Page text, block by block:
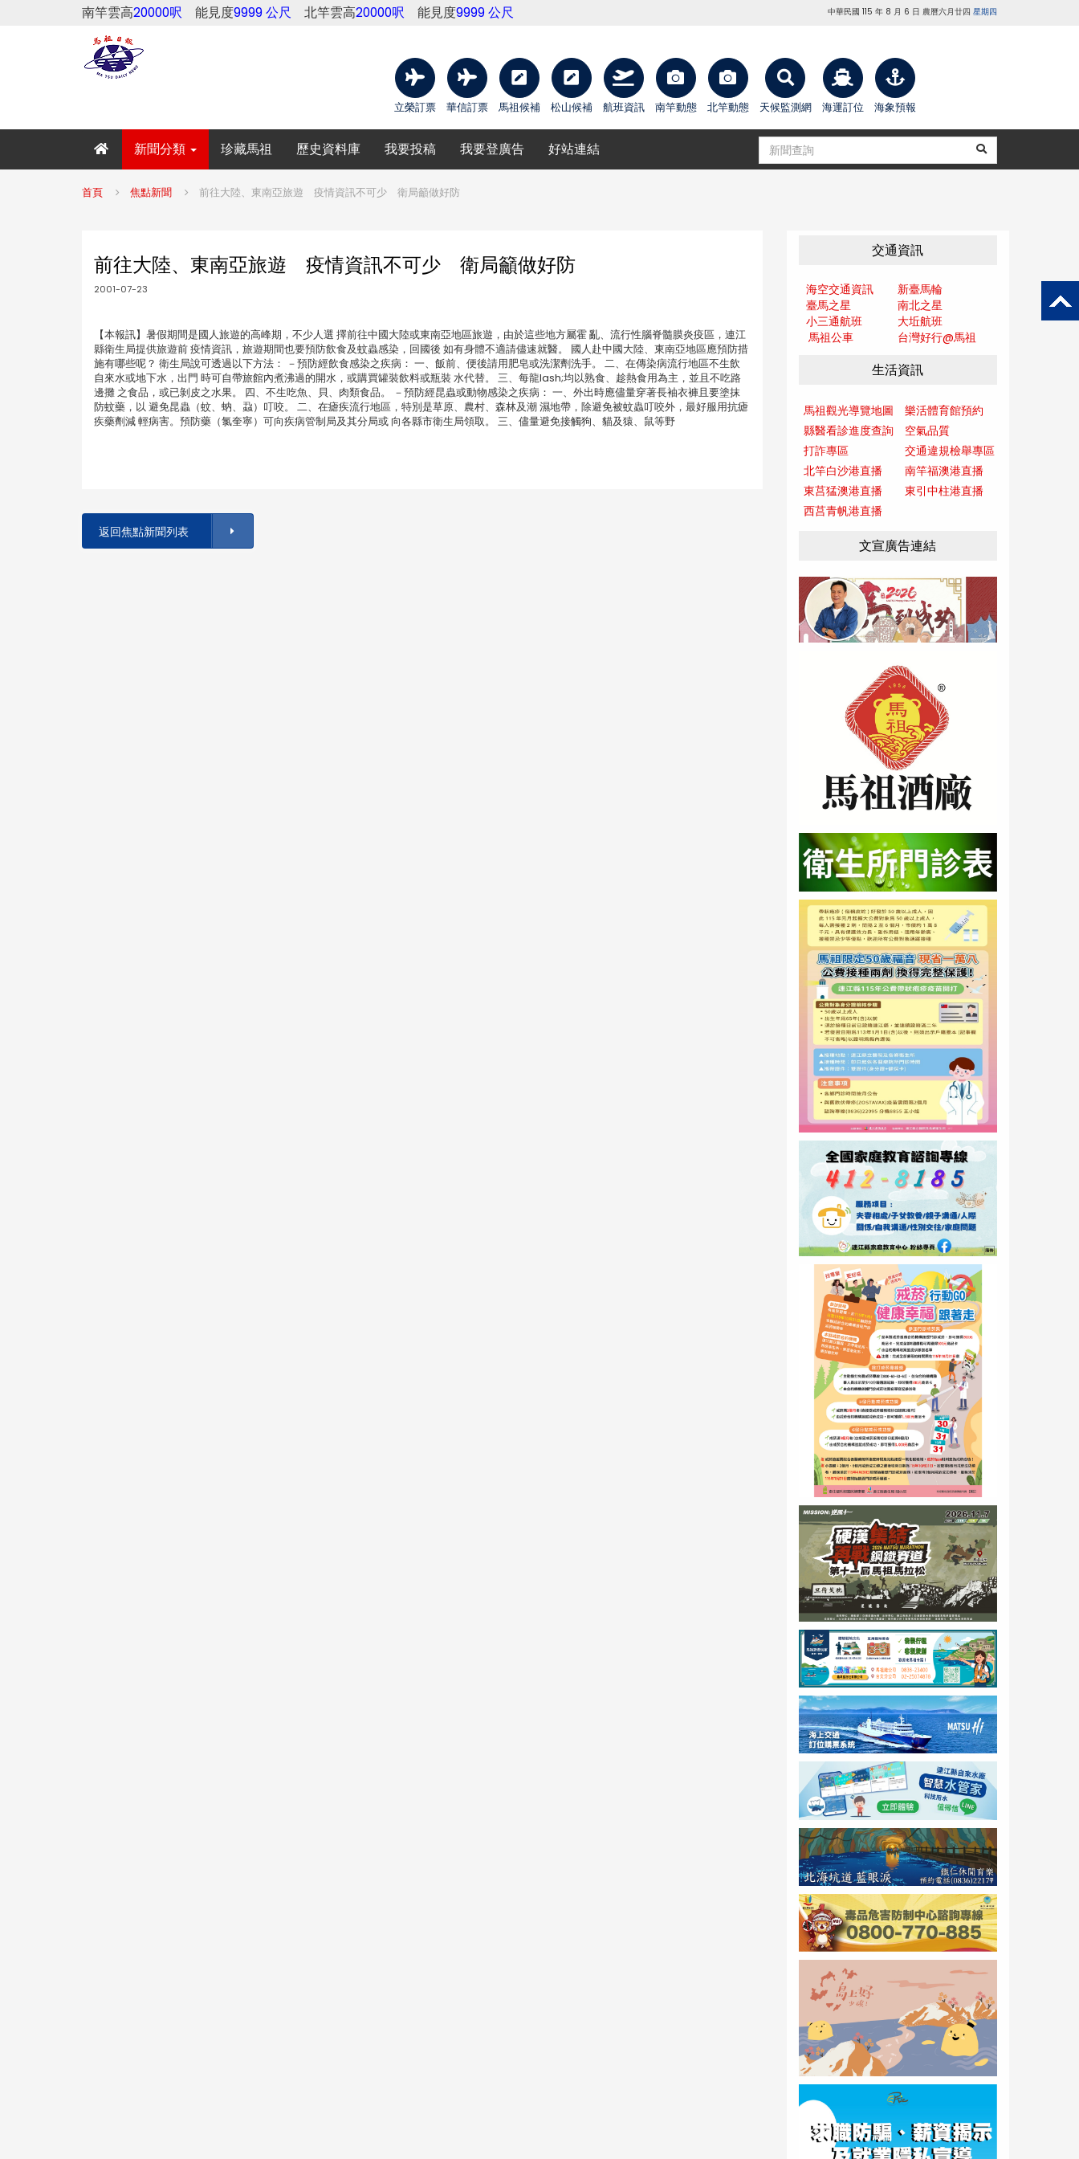
南竿雲高20000呎 能見度9999 公尺 北竿雲高20000呎 能見度9999 公尺 中華民國 115 年 8 月 6 日 農曆六月廿四 星期四
立榮訂票 華信訂票 馬祖候補 松山候補 航班資訊 南竿動態 北竿動態 天候監測網 海運訂位 海象預報
新聞分類 珍藏馬祖 歷史資料庫 我要投稿 我要登廣告 好站連結
首頁 焦點新聞 前往大陸、東南亞旅遊 疫情資訊不可少 衛局籲做好防
前往大陸、東南亞旅遊 疫情資訊不可少 衛局籲做好防
2001-07-23
【本報訊】暑假期間是國人旅遊的高峰期，不少人選 擇前往中國大陸或東南亞地區旅遊，由於這些地方屬霍 亂、流行性腦脊髓膜炎疫區，連江
縣衛生局提供旅遊前 疫情資訊，旅遊期間也要預防飲食及蚊蟲感染，回國後 如有身體不適請儘速就醫。 國人赴中國大陸、東南亞地區應預防措
施有哪些呢？ 衛生局說可透過以下方法： －預防經飲食感染之疾病： 一、飯前、便後請用肥皂或洗潔劑洗手。 二、在傳染病流行地區不生飲
自來水或地下水，出門 時可自帶旅館內煮沸過的開水，或購買罐裝飲料或瓶裝 水代替。 三、每龍lash;均以熟食、趁熱食用為主，並且不吃路
邊攤 之食品，或已剝皮之水果。 四、不生吃魚、貝、肉類食品。 －預防經昆蟲或動物感染之疾病： 一、外出時應儘量穿著長袖衣褲且要塗抹
防蚊藥，以 避免昆蟲（蚊、蚋、蝨）叮咬。 二、在瘧疾流行地區，特別是草原、農村、森林及潮 濕地帶，除避免被蚊蟲叮咬外，最好服用抗瘧
疾藥劑減 輕病害。預防藥（氯奎寧）可向疾病管制局及其分局或 向各縣市衛生局領取。 三、儘量避免接觸狗、貓及猿、鼠等野
返回焦點新聞列表
交通資訊
海空交通資訊
新臺馬輪
臺馬之星
南北之星
小三通航班
大坵航班
馬祖公車
台灣好行@馬祖
生活資訊
馬祖觀光導覽地圖
樂活體育館預約
縣醫看診進度查詢
空氣品質
打詐專區
交通違規檢舉專區
北竿白沙港直播
南竿福澳港直播
東莒猛澳港直播
東引中柱港直播
西莒青帆港直播
文宣廣告連結